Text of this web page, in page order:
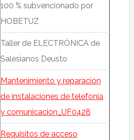
100 % subvencionado por
HOBETUZ
Taller de ELECTRÓNICA de
Salesianos Deusto
Mantenimiento y reparación
de instalaciones de telefonía
y comunicación_UF0428
Requisitos de acceso